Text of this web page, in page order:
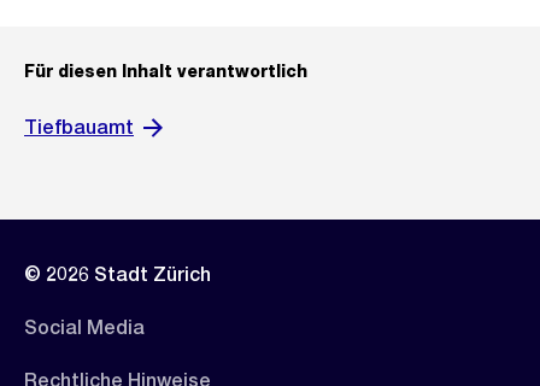
Für diesen Inhalt verantwortlich
Tiefbauamt
© 2026 Stadt Zürich
Social Media
Rechtliche Hinweise